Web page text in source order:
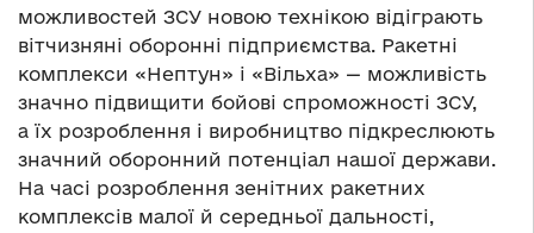
можливостей ЗСУ новою технікою відіграють
вітчизняні оборонні підприємства. Ракетні
комплекси «Нептун» і «Вільха» — можливість
значно підвищити бойові спроможності ЗСУ,
а їх розроблення і виробництво підкреслюють
значний оборонний потенціал нашої держави.
На часі розроблення зенітних ракетних
комплексів малої й середньої дальності,